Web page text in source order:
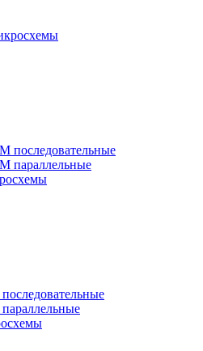
последовательные
параллельные